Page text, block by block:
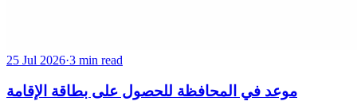
25 Jul 2026·3 min read
موعد في المحافظة للحصول على بطاقة الإقامة